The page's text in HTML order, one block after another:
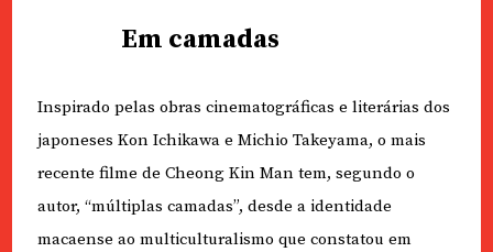
Em camadas
Inspirado pelas obras cinematográficas e literárias dos
japoneses Kon Ichikawa e Michio Takeyama, o mais
recente filme de Cheong Kin Man tem, segundo o
autor, “múltiplas camadas”, desde a identidade
macaense ao multiculturalismo que constatou em